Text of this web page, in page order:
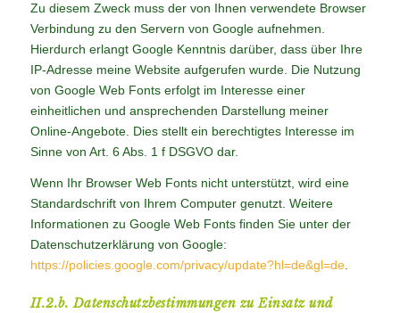
Zu diesem Zweck muss der von Ihnen verwendete Browser
Verbindung zu den Servern von Google aufnehmen.
Hierdurch erlangt Google Kenntnis darüber, dass über Ihre
IP-Adresse meine Website aufgerufen wurde. Die Nutzung
von Google Web Fonts erfolgt im Interesse einer
einheitlichen und ansprechenden Darstellung meiner
Online-Angebote. Dies stellt ein berechtigtes Interesse im
Sinne von Art. 6 Abs. 1 f DSGVO dar.
Wenn Ihr Browser Web Fonts nicht unterstützt, wird eine
Standardschrift von Ihrem Computer genutzt. Weitere
Informationen zu Google Web Fonts finden Sie unter der
Datenschutzerklärung von Google:
https://policies.google.com/privacy/update?hl=de&gl=de.
II.2.b. Datenschutzbestimmungen zu Einsatz und